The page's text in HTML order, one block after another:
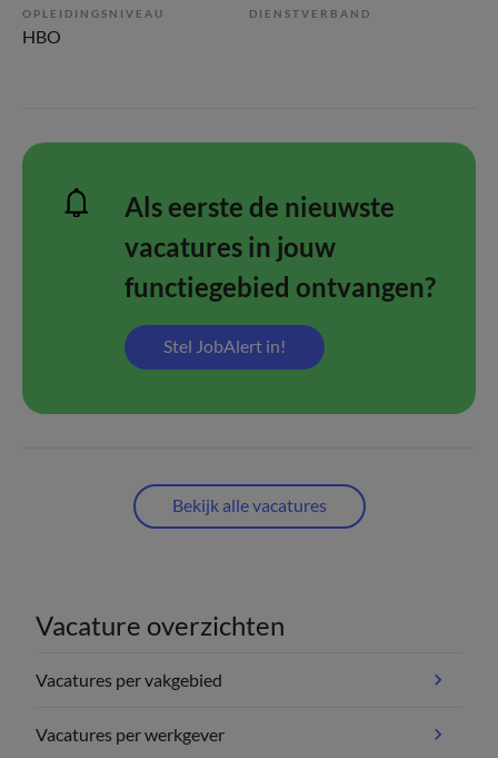
OPLEIDINGSNIVEAU
HBO
DIENSTVERBAND
Als eerste de nieuwste
vacatures in jouw
functiegebied ontvangen?
Stel JobAlert in!
Bekijk alle vacatures
Vacature overzichten
Vacatures per vakgebied
Vacatures per werkgever